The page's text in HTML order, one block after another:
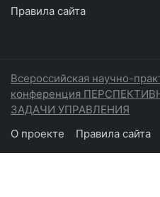
Правила сайта
Всероссийская научно-
конференция
ЗАДАЧИ УПРАВЛЕНИЯ
О проекте Правила сайта